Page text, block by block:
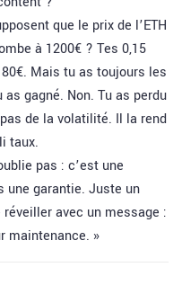
que le prix de l’ETH
à 1200€ ? Tes 0,15
Mais tu as toujours les
gagné. Non. Tu as perdu
de la volatilité. Il la rend
taux.
pas : c’est une
une garantie. Juste un
avec un message :
maintenance. »